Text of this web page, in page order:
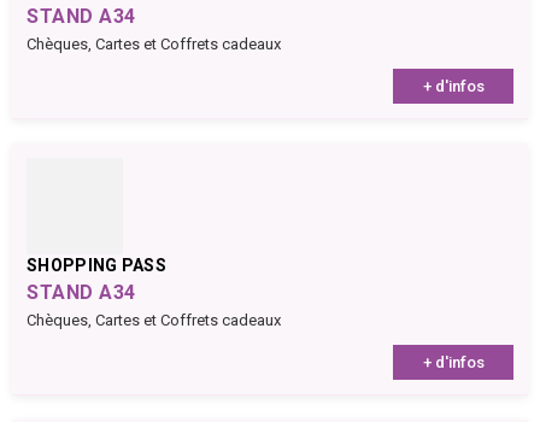
STAND A34
Chèques, Cartes et Coffrets cadeaux
+ d'infos
SHOPPING PASS
STAND A34
Chèques, Cartes et Coffrets cadeaux
+ d'infos